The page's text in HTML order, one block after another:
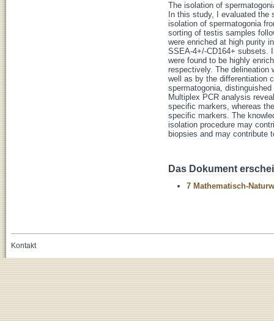
The isolation of
In this study, I evaluated
isolation of spermatogonia
sorting of testis samples
were enriched at high purity
SSEA-4+/-CD164+ subsets.
were found to be highly
respectively. The delineation
well as by the differentiation
spermatogonia,
Multiplex PCR analysis
specific markers, whereas
specific markers. The
isolation procedure may
biopsies and may contribute
Das Dokument
7 Mathematisch-
Kontakt